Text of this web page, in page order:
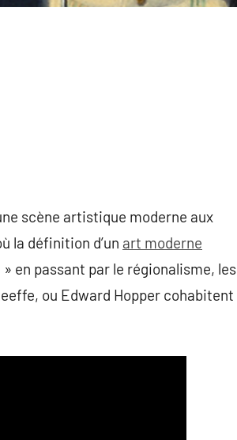
scène artistique moderne aux
la définition d’un art moderne
en passant par le régionalisme, les
ou Edward Hopper cohabitent